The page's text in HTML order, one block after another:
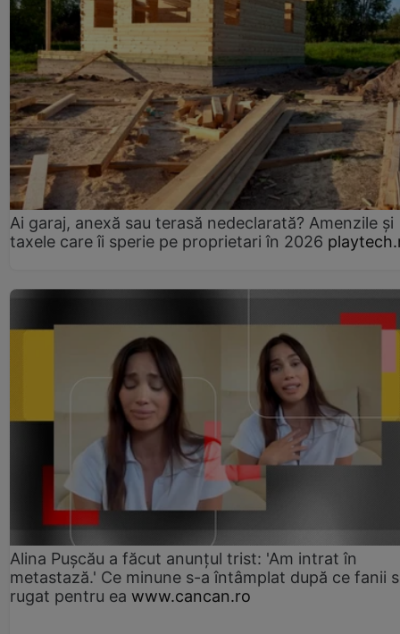
Ai garaj, anexă sau terasă nedeclarată? Amenzile și
taxele care îi sperie pe proprietari în 2026
Alina Pușcău a făcut anunțul trist: 'Am intrat în
metastază.' Ce minune s-a întâmplat după ce fanii
rugat pentru ea www.cancan.ro